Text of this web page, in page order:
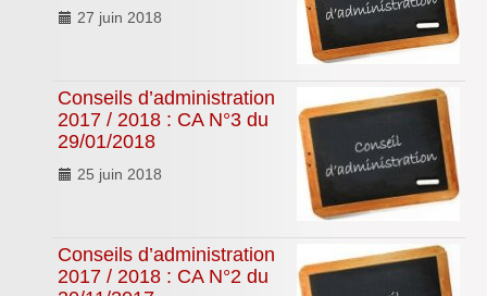
27 juin 2018
Conseils d’administration
2017 / 2018 : CA N°3 du
29/01/2018
25 juin 2018
Conseils d’administration
2017 / 2018 : CA N°2 du